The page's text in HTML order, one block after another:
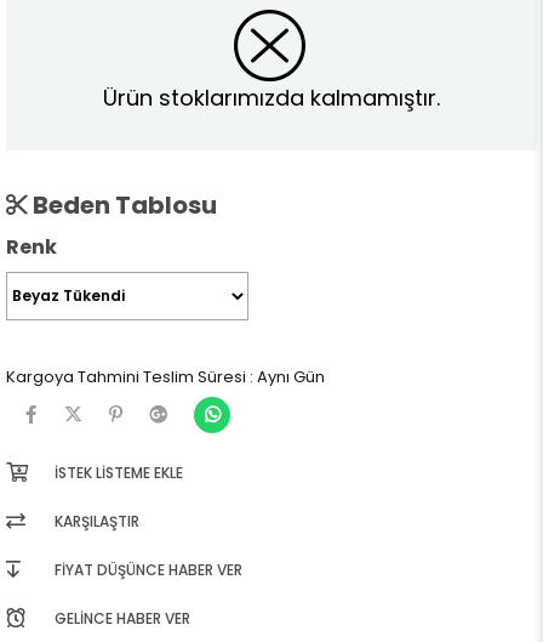
Ürün stoklarımızda kalmamıştır.
Beden Tablosu
Renk
Kargoya Tahmini Teslim Süresi : Aynı Gün
İSTEK LISTEME EKLE
KARŞILAŞTIR
FIYAT DÜŞÜNCE HABER VER
GELINCE HABER VER